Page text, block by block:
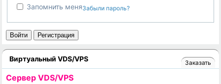
Запомнить меняЗабыли пароль?
Войти Регистрация
Виртуальный VDS/VPS Заказать
Cервер VDS/VPS